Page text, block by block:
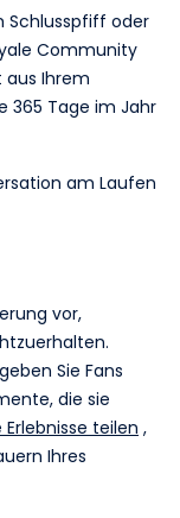
oder
Community
Ihrem
365 Tage im Jahr
am Laufen
vor,
Sie Fans
die sie
Erlebnisse teilen ,
Ihres